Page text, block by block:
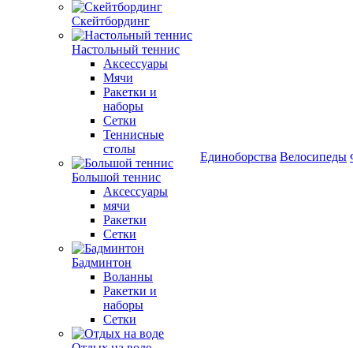
Скейтбординг
Настольный теннис
Аксессуары
Мячи
Ракетки и
наборы
Сетки
Теннисные
столы
Большой теннис
Аксессуары
мячи
Ракетки
Сетки
Бадминтон
Воланны
Ракетки и
наборы
Сетки
Единоборства Велосипеды